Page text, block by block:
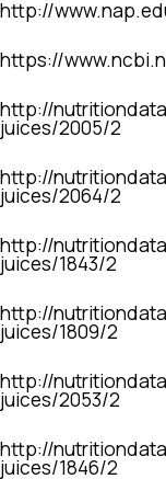
http://
https://
http://
juices/2005/2
http://
juices/2064/2
http://
juices/1843/2
http://
juices/1809/2
http://
juices/2053/2
http://
juices/1846/2